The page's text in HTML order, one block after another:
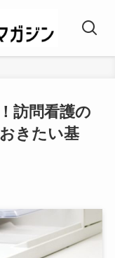
訪問看護の
きたい基